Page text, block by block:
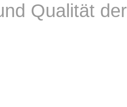
Qualität der